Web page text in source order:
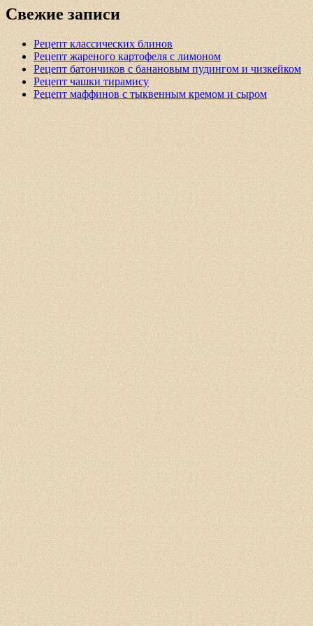
Свежие записи
Рецепт классических блинов
Рецепт жареного картофеля с лимоном
Рецепт батончиков с банановым пудингом и чизкейком
Рецепт чашки тирамису
Рецепт маффинов с тыквенным кремом и сыром